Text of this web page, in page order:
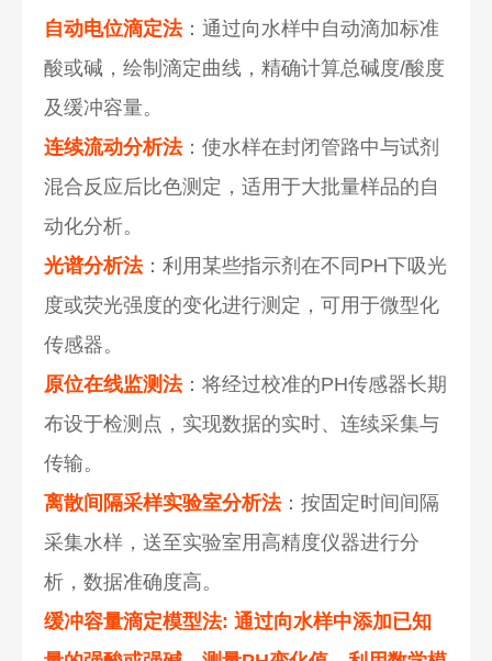
自动电位滴定法：通过向水样中自动滴加标准
酸或碱，绘制滴定曲线，精确计算总碱度/酸度
及缓冲容量。
连续流动分析法：使水样在封闭管路中与试剂
混合反应后比色测定，适用于大批量样品的自
动化分析。
光谱分析法：利用某些指示剂在不同PH下吸光
度或荧光强度的变化进行测定，可用于微型化
传感器。
原位在线监测法：将经过校准的PH传感器长期
布设于检测点，实现数据的实时、连续采集与
传输。
离散间隔采样实验室分析法：按固定时间间隔
采集水样，送至实验室用高精度仪器进行分
析，数据准确度高。
缓冲容量滴定模型法: 通过向水样中添加已知